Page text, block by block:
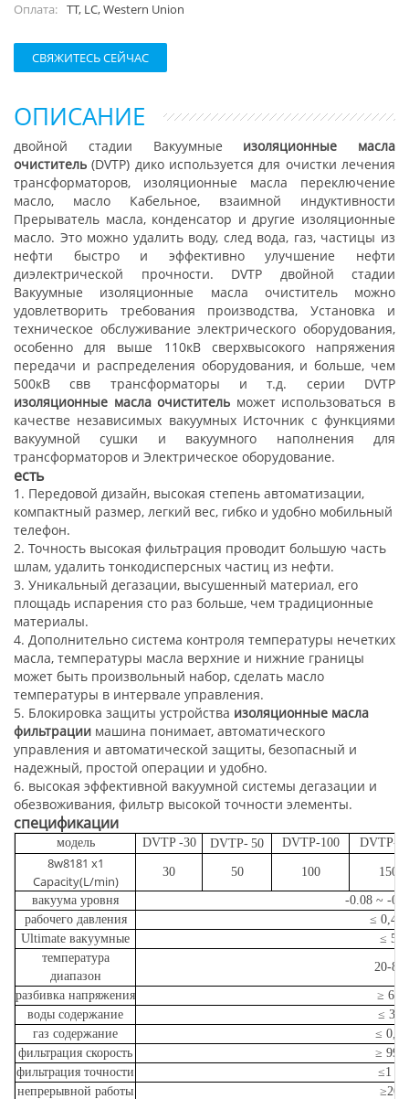
Оплата: TT, LC, Western Union
СВЯЖИТЕСЬ СЕЙЧАС
ОПИСАНИЕ
двойной стадии Вакуумные изоляционные масла
очиститель(DVTP) дико используется для очистки лечения
трансформаторов, изоляционные масла переключение
масло, масло Кабельное, взаимной индуктивности
Прерыватель масла, конденсатор и другие изоляционные
масло. Это можно удалить воду, след вода, газ, частицы из
нефти быстро и эффективно улучшение нефти
диэлектрической прочности. DVTP двойной стадии
Вакуумные изоляционные масла очиститель можно
удовлетворить требования производства, Установка и
техническое обслуживание электрического оборудования,
особенно для выше 110кВ сверхвысокого напряжения
передачи и распределения оборудования, и больше, чем
500кВ свв трансформаторы и т.д. серии DVTP
изоляционные масла очиститель может использоваться в
качестве независимых вакуумных Источник с функциями
вакуумной сушки и вакуумного наполнения для
трансформаторов и Электрическое оборудование.
есть
1. Передовой дизайн, высокая степень автоматизации,
компактный размер, легкий вес, гибко и удобно мобильный
телефон.
2. Точность высокая фильтрация проводит большую часть
шлам, удалить тонкодисперсных частиц из нефти.
3. Уникальный дегазации, высушенный материал, его
площадь испарения сто раз больше, чем традиционные
материалы.
4. Дополнительно система контроля температуры нечетких
масла, температуры масла верхние и нижние границы
может быть произвольный набор, сделать масло
температуры в интервале управления.
5. Блокировка защиты устройства изоляционные масла
фильтрации машина понимает, автоматического
управления и автоматической защиты, безопасный и
надежный, простой операции и удобно.
6. высокая эффективной вакуумной системы дегазации и
обезвоживания, фильтр высокой точности элементы.
спецификации
модель DVTP -30 DVTP- 50 DVTP-100 DVTP-
8w8181 x1
Capacity(L/min)
30 50 100 150
вакуума уровня -0.08 ~ -
рабочего давления
≤ 0,4
Ultimate вакуумные
≤ 5
температура
диапазон
20-80
разбивка напряжения
≥
воды содержание
≤
газ содержание
≤
фильтрация скорость
≥
фильтрация точности
≤1
непрерывной работы
≥200